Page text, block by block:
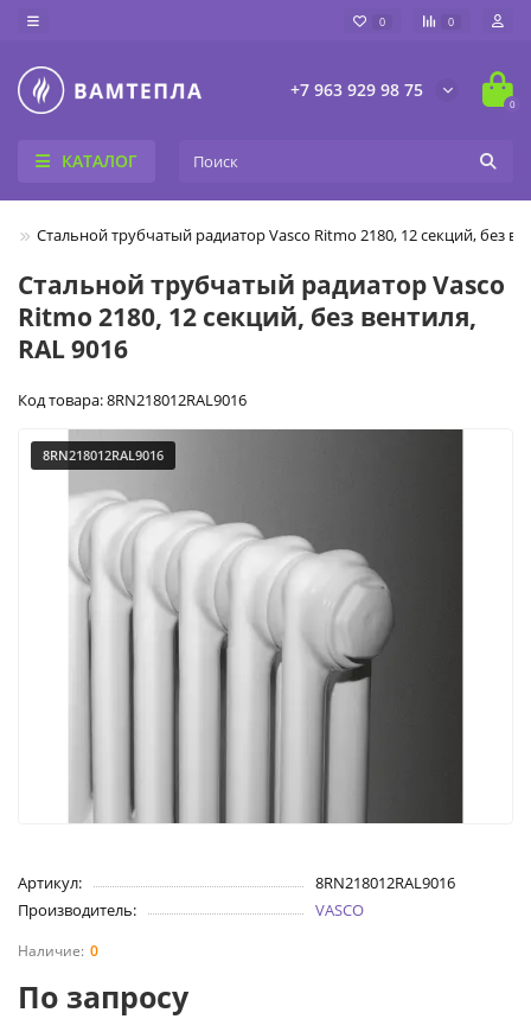
0 0
+7 963 929 98 75
0
КАТАЛОГ
Cтальной трубчатый радиатор Vasco Ritmo 2180, 12 секций, без
Cтальной трубчатый радиатор Vasco
Ritmo 2180, 12 секций, без вентиля,
RAL 9016
Код товара: 8RN218012RAL9016
8RN218012RAL9016
Артикул:
8RN218012RAL9016
Производитель:
VASCO
0
По запросу